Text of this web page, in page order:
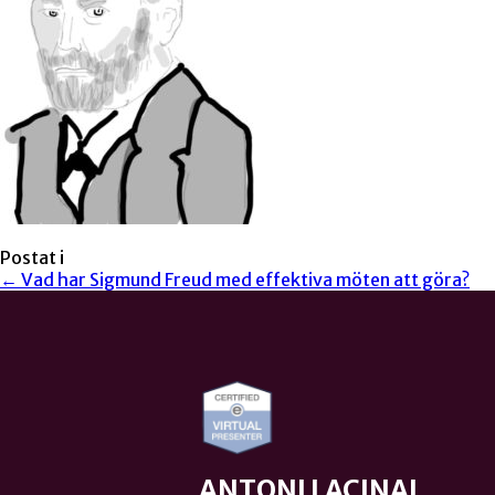
Postat i
← Vad har Sigmund Freud med effektiva möten att göra?